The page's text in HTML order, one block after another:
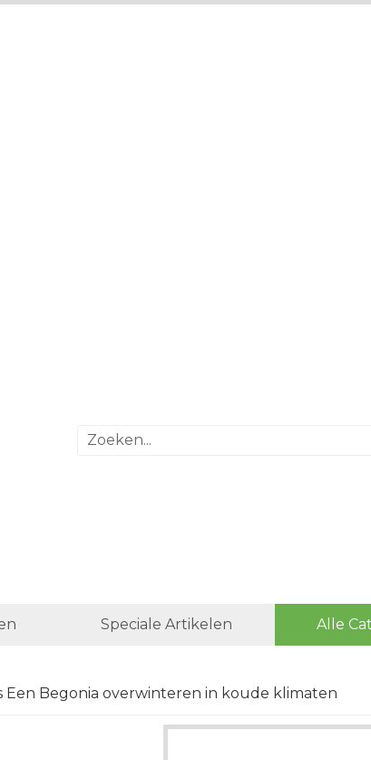
Speciale Artikelen Alle
Een Begonia overwinteren in koude klimaten